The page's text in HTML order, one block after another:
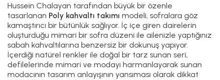
Hussein Chalayan tarafından büyük bir özenle
tasarlanan Poly kahvaltı takımı modeli, sofralara göz
kamaştırıcı bir bütünlük sağlıyor. İç içe giren dairelerin
oluşturduğu mimari bir sofra düzeni ile ailenizle yaptığınız
sabah kahvaltılarına benzersiz bir dokunuş yapıyor.
İçerdiği natürel renkler ile doğal bir tarz sunan seri,
defilelerinde mimari ve modayı harmanlayarak sunan
modacının tasarım anlayışının yansıması olarak dikkat